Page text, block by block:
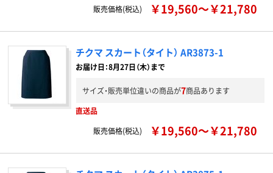
販売価格(税込)
￥19,560～￥21,780
チクマ スカート（タイト） AR3873-1
お届け日：8月27日（木）まで
サイズ・販売単位違いの商品が7商品あります
直送品
販売価格(税込)
￥19,560～￥21,780